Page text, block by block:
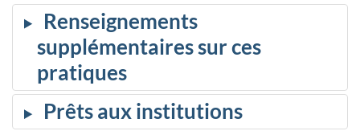
Renseignements
supplémentaires sur ces
pratiques
Prêts aux institutions